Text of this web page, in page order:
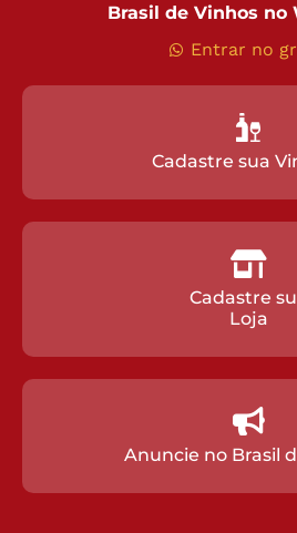
Brasil de Vinhos no
Entrar no
Cadastre sua
Cadastre
Loja
Anuncie no Brasil